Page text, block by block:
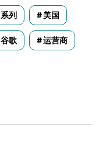
系列 美国
谷歌 运营商